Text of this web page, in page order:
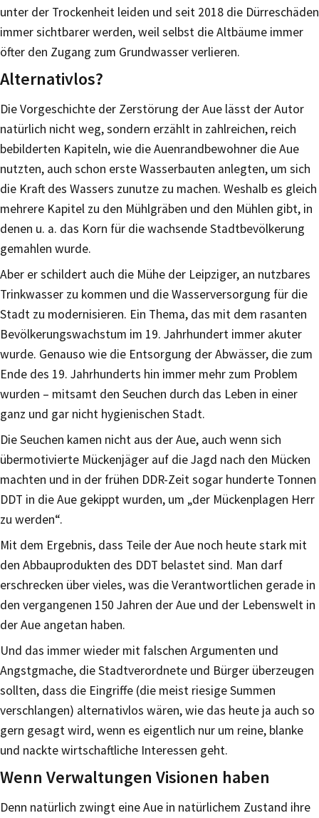
unter der Trockenheit leiden und seit 2018 die Dürreschäden
immer sichtbarer werden, weil selbst die Altbäume immer
öfter den Zugang zum Grundwasser verlieren.
Alternativlos?
Die Vorgeschichte der Zerstörung der Aue lässt der Autor
natürlich nicht weg, sondern erzählt in zahlreichen, reich
bebilderten Kapiteln, wie die Auenrandbewohner die Aue
nutzten, auch schon erste Wasserbauten anlegten, um sich
die Kraft des Wassers zunutze zu machen. Weshalb es gleich
mehrere Kapitel zu den Mühlgräben und den Mühlen gibt, in
denen u. a. das Korn für die wachsende Stadtbevölkerung
gemahlen wurde.
Aber er schildert auch die Mühe der Leipziger, an nutzbares
Trinkwasser zu kommen und die Wasserversorgung für die
Stadt zu modernisieren. Ein Thema, das mit dem rasanten
Bevölkerungswachstum im 19. Jahrhundert immer akuter
wurde. Genauso wie die Entsorgung der Abwässer, die zum
Ende des 19. Jahrhunderts hin immer mehr zum Problem
wurden – mitsamt den Seuchen durch das Leben in einer
ganz und gar nicht hygienischen Stadt.
Die Seuchen kamen nicht aus der Aue, auch wenn sich
übermotivierte Mückenjäger auf die Jagd nach den Mücken
machten und in der frühen DDR-Zeit sogar hunderte Tonnen
DDT in die Aue gekippt wurden, um „der Mückenplagen Herr
zu werden“.
Mit dem Ergebnis, dass Teile der Aue noch heute stark mit
den Abbauprodukten des DDT belastet sind. Man darf
erschrecken über vieles, was die Verantwortlichen gerade in
den vergangenen 150 Jahren der Aue und der Lebenswelt in
der Aue angetan haben.
Und das immer wieder mit falschen Argumenten und
Angstgmache, die Stadtverordnete und Bürger überzeugen
sollten, dass die Eingriffe (die meist riesige Summen
verschlangen) alternativlos wären, wie das heute ja auch so
gern gesagt wird, wenn es eigentlich nur um reine, blanke
und nackte wirtschaftliche Interessen geht.
Wenn Verwaltungen Visionen haben
Denn natürlich zwingt eine Aue in natürlichem Zustand ihre